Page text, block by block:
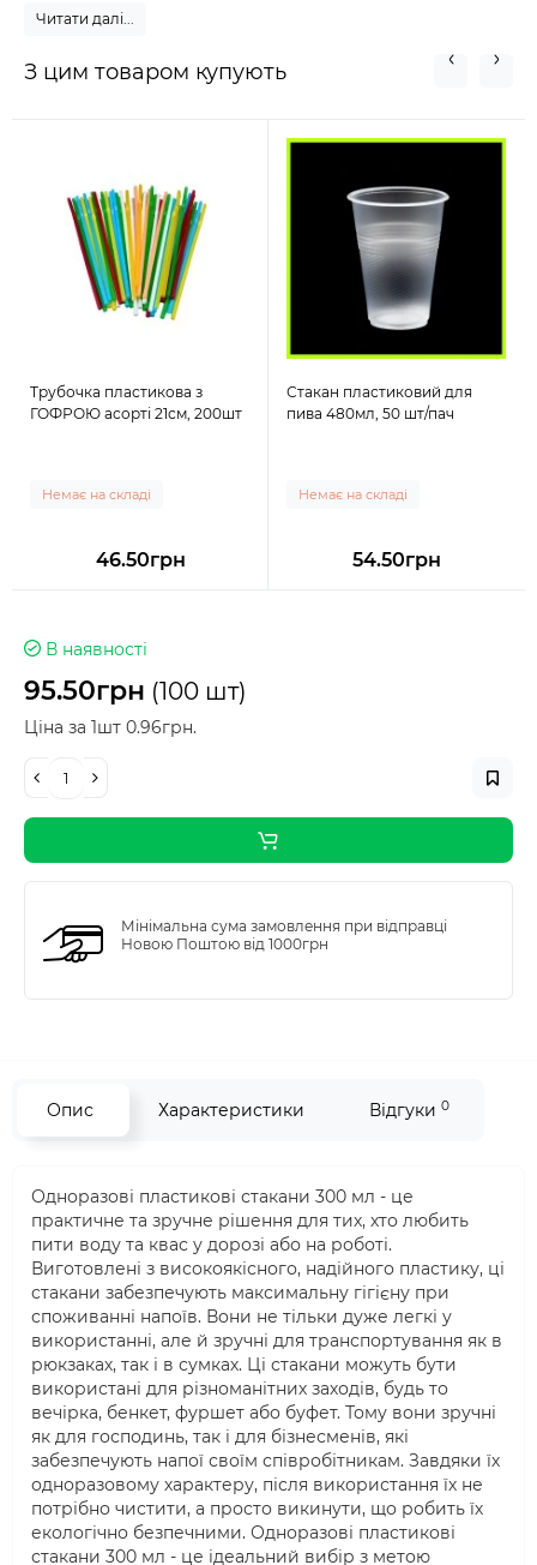
Читати далі...
З цим товаром купують
Трубочка пластикова з
ГОФРОЮ асорті 21см, 200шт
Немає на складі
46.50грн
Стакан пластиковий для
пива 480мл, 50 шт/пач
Немає на складі
54.50грн
В наявності
95.50грн (100 шт)
Ціна за 1шт 0.96грн.
Мінімальна сума замовлення при відправці
Новою Поштою від 1000грн
Опис Характеристики Відгуки 0
Одноразові пластикові стакани 300 мл - це
практичне та зручне рішення для тих, хто любить
пити воду та квас у дорозі або на роботі.
Виготовлені з високоякісного, надійного пластику, ці
стакани забезпечують максимальну гігієну при
споживанні напоїв. Вони не тільки дуже легкі у
використанні, але й зручні для транспортування як в
рюкзаках, так і в сумках. Ці стакани можуть бути
використані для різноманітних заходів, будь то
вечірка, бенкет, фуршет або буфет. Тому вони зручні
як для господинь, так і для бізнесменів, які
забезпечують напої своїм співробітникам. Завдяки їх
одноразовому характеру, після використання їх не
потрібно чистити, а просто викинути, що робить їх
екологічно безпечними. Одноразові пластикові
стакани 300 мл - це ідеальний вибір з метою